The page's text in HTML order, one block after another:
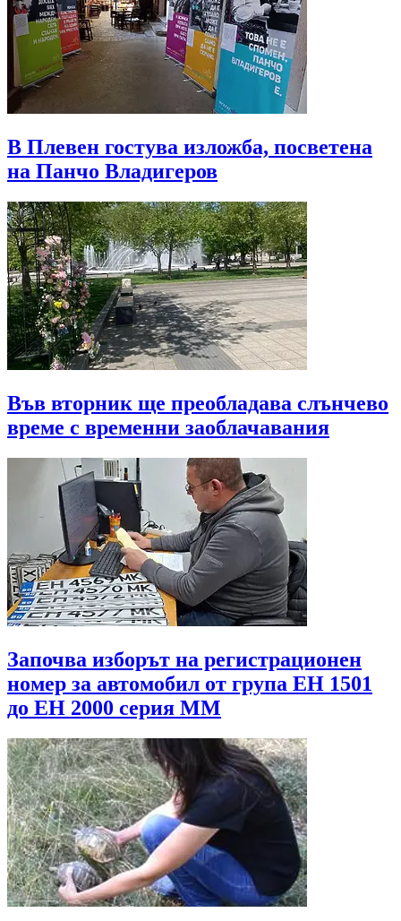
В Плевен гостува изложба, посветена
на Панчо Владигеров
Във вторник ще преобладава слънчево
време с временни заоблачавания
Започва изборът на регистрационен
номер за автомобил от група ЕН 1501
до EH 2000 серия MМ